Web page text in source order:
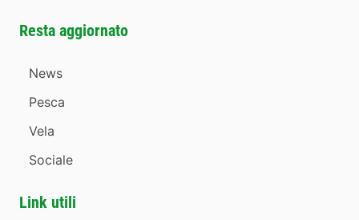
Resta aggiornato
News
Pesca
Vela
Sociale
Link utili